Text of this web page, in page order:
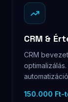
CRM &
CRM
150.000 Ft-